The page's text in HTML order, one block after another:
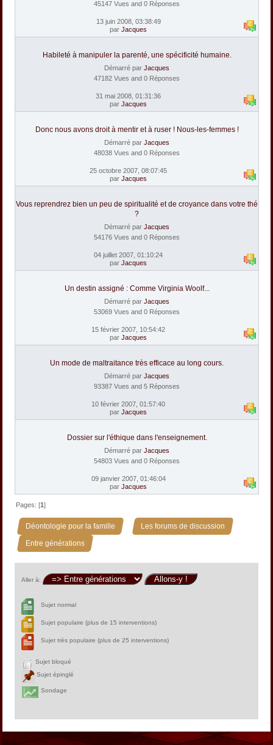
45147 Vues and 0 Réponses
13 juin 2008, 03:38:49
par Jacques
Habileté à manipuler la parenté, une spécificité humaine.
Démarré par Jacques
47182 Vues and 0 Réponses
31 mai 2008, 01:31:36
par Jacques
Donc nous avons droit à mentir et à ruser ! Nous-les-femmes !
Démarré par Jacques
48038 Vues and 0 Réponses
25 octobre 2007, 08:07:45
par Jacques
Vous reprendrez bien un peu de spiritualité et de croyance dans votre thé
?
Démarré par Jacques
54176 Vues and 0 Réponses
04 juillet 2007, 01:10:24
par Jacques
Un destin assigné : Comme Virginia Woolf...
Démarré par Jacques
53069 Vues and 0 Réponses
15 février 2007, 10:54:42
par Jacques
Un mode de maltraitance très efficace au long cours.
Démarré par Jacques
93387 Vues and 5 Réponses
10 février 2007, 01:57:40
par Jacques
Dossier sur l'éthique dans l'enseignement.
Démarré par Jacques
54803 Vues and 0 Réponses
09 janvier 2007, 01:46:04
par Jacques
Pages: [1]
Déontologie pour la famille » Les forums de discussion »
Entre générations
Aller à:
Sujet normal
Sujet populaire (plus de 15 interventions)
Sujet très populaire (plus de 25 interventions)
Sujet bloqué
Sujet épinglé
Sondage